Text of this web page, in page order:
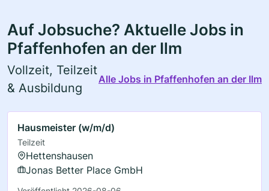
Auf Jobsuche? Aktuelle Jobs in
Pfaffenhofen an der Ilm
Vollzeit, Teilzeit
& Ausbildung
Alle Jobs in Pfaffenhofen an der Ilm
Hausmeister (w/m/d)
Teilzeit
Hettenshausen
Jonas Better Place GmbH